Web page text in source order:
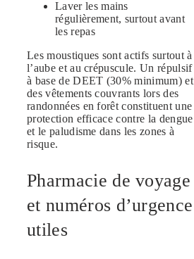
Laver les mains
régulièrement, surtout avant
les repas
Les moustiques sont actifs surtout à
l’aube et au crépuscule. Un répulsif
à base de DEET (30% minimum) et
des vêtements couvrants lors des
randonnées en forêt constituent une
protection efficace contre la dengue
et le paludisme dans les zones à
risque.
Pharmacie de voyage
et numéros d’urgence
utiles